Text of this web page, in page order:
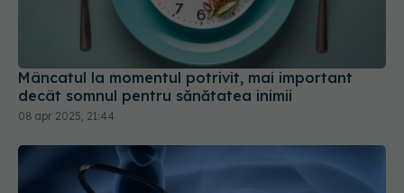
Mâncatul la momentul potrivit, mai important
decât somnul pentru sănătatea inimii
08 apr 2025, 21:44